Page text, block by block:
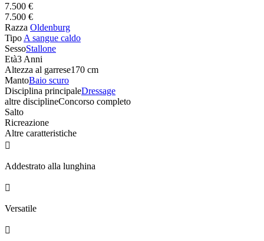
7.500 €
7.500 €
Razza Oldenburg
Tipo A sangue caldo
SessoStallone
Età3 Anni
Altezza al garrese170 cm
MantoBaio scuro
Disciplina principaleDressage
altre disciplineConcorso completo
Salto
Ricreazione
Altre caratteristiche

Addestrato alla lunghina

Versatile
